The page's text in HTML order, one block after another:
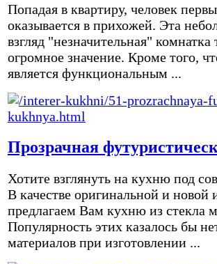
Попадая в квартиру, человек
оказывается в прихожей. Эта
взгляд "незначительная"
огромное значение. Кроме того,
является функциональным ...
Прозрачная
Хотите взглянуть на кухню под
В качестве оригинальной и новой
предлагаем Вам кухню из стекла
Популярность этих казалось бы
материалов при изготовлении ...